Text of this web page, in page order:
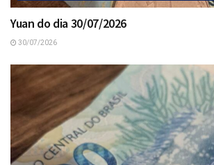
Yuan do dia 30/07/2026
30/07/2026